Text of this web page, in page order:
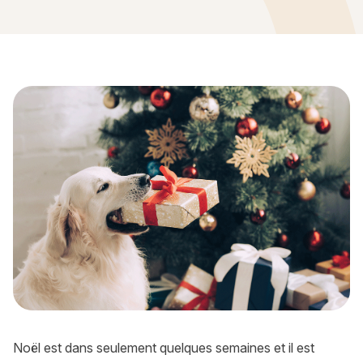
9 idées de cadeaux de Noël pour faire plaisir à un chien
Noël est dans seulement quelques semaines et il est